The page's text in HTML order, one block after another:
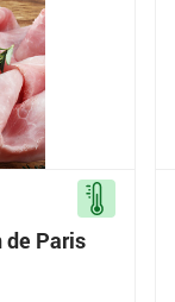
de Paris